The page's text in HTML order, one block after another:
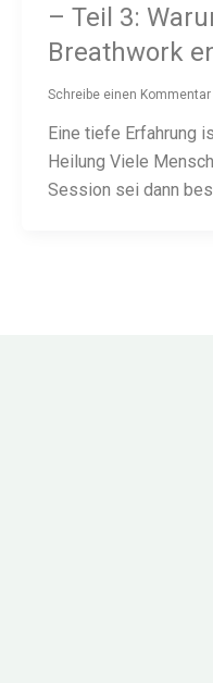
– Teil 3:
Breathwork
Schreibe einen Kommentar
Eine tiefe Erfahrung
Heilung Viele
Session sei dann